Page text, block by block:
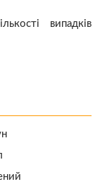
випадків